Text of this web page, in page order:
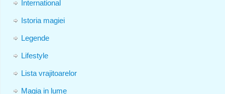
International
Istoria magiei
Legende
Lifestyle
Lista vrajitoarelor
Magia in lume